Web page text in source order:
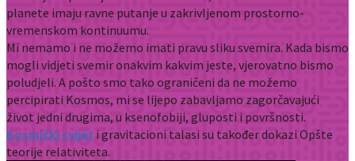
planete imaju ravne putanje u zakrivljenom prostorno-
vremenskom kontinuumu.
Mi nemamo i ne možemo imati pravu sliku svemira. Kada bismo
mogli vidjeti svemir onakvim kakvim jeste, vjerovatno bismo
poludjeli. A pošto smo tako ograničeni da ne možemo
percipirati Kosmos, mi se lijepo zabavljamo zagorčavajući
život jedni drugima, u ksenofobiji, gluposti i površnosti.
Kosmički cvijet i gravitacioni talasi su također dokazi Opšte
teorije relativiteta.